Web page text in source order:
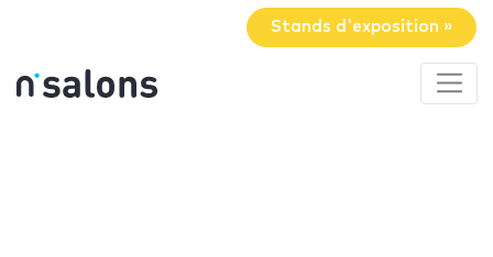
Stands d'exposition »